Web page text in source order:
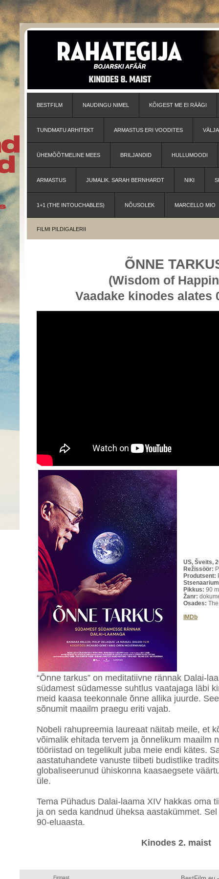
BESTFILM NAUDINGU NIMEL KÕIGEST ME EI RÄÄGI
TUNDMATU ARHITEKT ARMASTUS ERI VOODITES
ÜHEMÕÕTMELINE MEES BRILJANDID HULLUMOODI
ARMASTUS JUMALIK. SARAH BERNHARDT NIKI
1+1 (THE INTOUCHABLES) NÕUSOLEK MARCELLO MIO
FILMI PILDIGALERII
ÕNNE
(Wisdom of
Vaadake kinodes alates
US, Šveits,
Režissöör:
Produtsent:
Pikkus: 90
Žanr:
Osades:
IMDb
“Õnne tarkus” on meditatiivne rännak Dalai-
südamest südamesse suhtlus vaatajaga läbi
meid kaasa teekonnale õnne allika juurde.
sõnumit maailm praegu eriti vajab.
Nobeli rahupreemia laureaat näitab meile, et
võimalik ehitada tervem ja õnnelikum maailm
tööriistad on tegelikult juba meie endi kätes.
aastatuhandete vanuste tiibeti budistlike
globaliseerunud ühiskonna kaasaegsete
üle.
Tema Pühadus Dalai-laama XIV hakkas oma
ja on seda kandnud üheksa aastakümmet.
90-eluaasta.
Kinodes 2. maist
Firmast